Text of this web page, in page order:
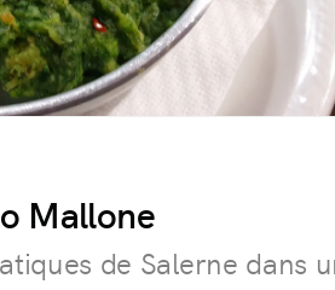
Mallone
de Salerne dans